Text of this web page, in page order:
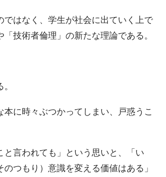
はなく、学生が社会に出ていく上で
技術者倫理」の新たな理論である。
に時々ぶつかってしまい、戸惑うこ
言われても」という思いと、「い
つもり）意識を変える価値はある」